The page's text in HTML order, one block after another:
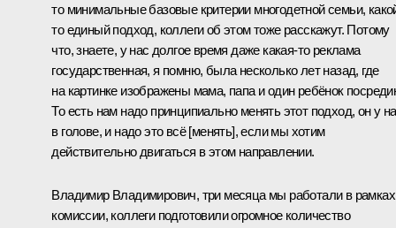
то минимальные базовые критерии многодетной семьи,
то единый подход, коллеги об этом тоже расскажут. Потому
что, знаете, у нас долгое время даже какая-то реклама
государственная, я помню, была несколько лет назад, где
на картинке изображены мама, папа и один ребёнок
То есть нам надо принципиально менять этот подход, он у
в голове, и надо это всё [менять], если мы хотим
действительно двигаться в этом направлении.
Владимир Владимирович, три месяца мы работали в рамках
комиссии, коллеги подготовили огромное количество